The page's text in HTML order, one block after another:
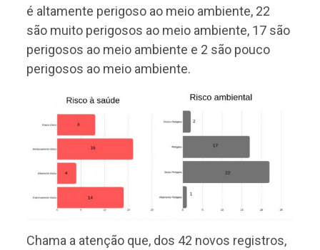
é altamente perigoso ao meio ambiente, 22
são muito perigosos ao meio ambiente, 17 são
perigosos ao meio ambiente e 2 são pouco
perigosos ao meio ambiente.
Chama a atenção que, dos 42 novos registros,